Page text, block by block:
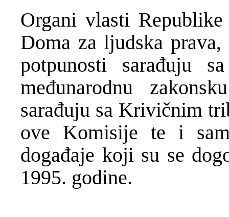
Organi vlasti
Doma za ljudska
potpunosti sarađuju
međunarodnu
sarađuju sa Krivičnim
ove Komisije te i
događaje koji su se
1995. godine.